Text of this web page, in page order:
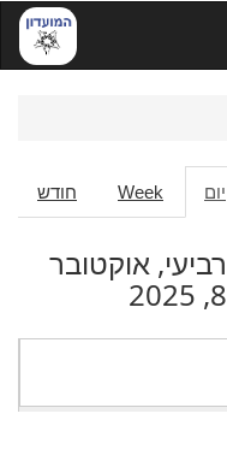
חודש Week יום (לשונית
פעילה)
רביעי, אוקטובר
8, 2025